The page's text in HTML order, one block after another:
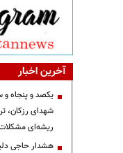
آخرین اخبار
یکصد و پنجاه
شهدای رزکان،
ریشه‌ای
هشدار حاجی